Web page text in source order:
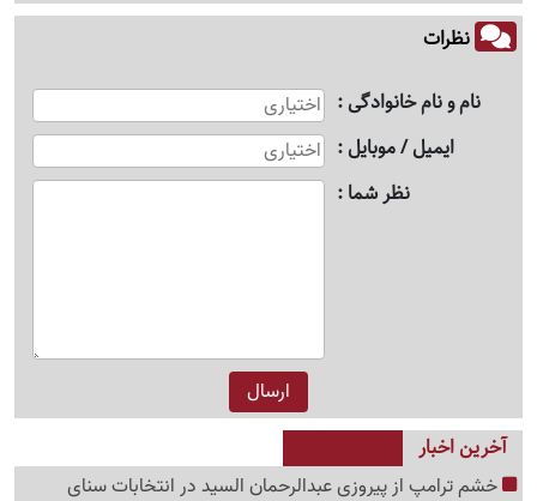
نظرات
نام و نام خانوادگی
ایمیل / موبایل
نظر شما
آخرین اخبار
خشم ترامپ از پیروزی عبدالرحمان السید در انتخابات سنای